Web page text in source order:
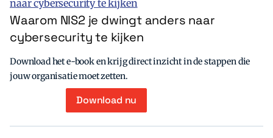
Waarom NIS2 je dwingt anders naar
cybersecurity te kijken
Download het e-book en krijg direct inzicht in de stappen die
jouw organisatie moet zetten.
Download nu